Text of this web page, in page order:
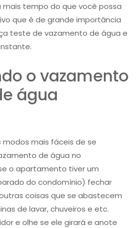
tempo do que você possa
que é de grande importância
teste de vazamento de água​ e
o vazamento
água
mais fáceis de se
de água no
o apartamento tiver um
do condomínio) fechar
coisas que se abastecem
de lavar, chuveiros e etc.
e olhe se ele girará e anote